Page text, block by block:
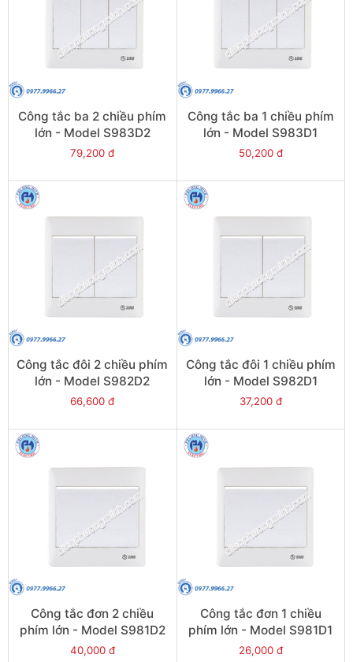
Công tắc ba 2 chiều phím
lớn - Model S983D2
79,200 đ
Công tắc ba 1 chiều phím
lớn - Model S983D1
50,200 đ
Công tắc đôi 2 chiều phím
lớn - Model S982D2
66,600 đ
Công tắc đôi 1 chiều phím
lớn - Model S982D1
37,200 đ
Công tắc đơn 2 chiều
phím lớn - Model S981D2
40,000 đ
Công tắc đơn 1 chiều
phím lớn - Model S981D1
26,000 đ